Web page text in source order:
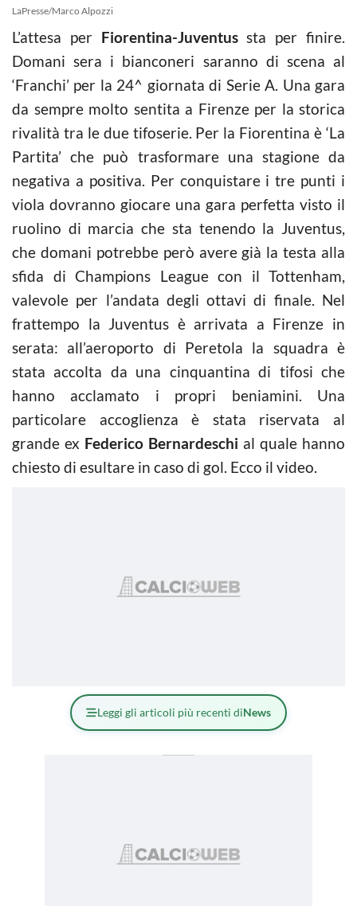
LaPresse/Marco Alpozzi
L’attesa per Fiorentina-Juventussta per finire.
Domani sera i bianconeri saranno di scena al
‘Franchi’ per la 24^ giornata di Serie A. Una gara
da sempre molto sentita a Firenze per la storica
rivalità tra le due tifoserie. Per la Fiorentina è ‘La
Partita’ che può trasformare una stagione da
negativa a positiva. Per conquistare i tre punti i
viola dovranno giocare una gara perfetta visto il
ruolino di marcia che sta tenendo la Juventus,
che domani potrebbe però avere già la testa alla
sfida di Champions League con il Tottenham,
valevole per l’andata degli ottavi di finale. Nel
frattempo la Juventus è arrivata a Firenze in
serata: all’aeroporto di Peretola la squadra è
stata accolta da una cinquantina di tifosi che
hanno acclamato i propri beniamini. Una
particolare accoglienza è stata riservata al
grande ex Federico Bernardeschi al quale hanno
chiesto di esultare in caso di gol. Ecco il video.
Leggi gli articoli più recenti diNews